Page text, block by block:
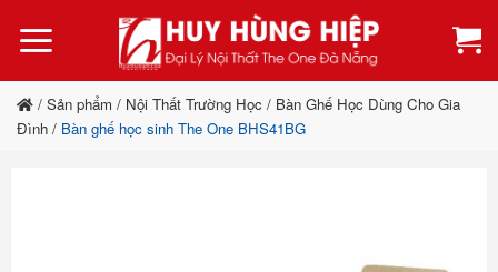
qua
dung
/ Sản phẩm / Nội Thất Trường Học / Bàn Ghế Học Dùng Cho Gia
Đình / Bàn ghế học sinh The One BHS41BG